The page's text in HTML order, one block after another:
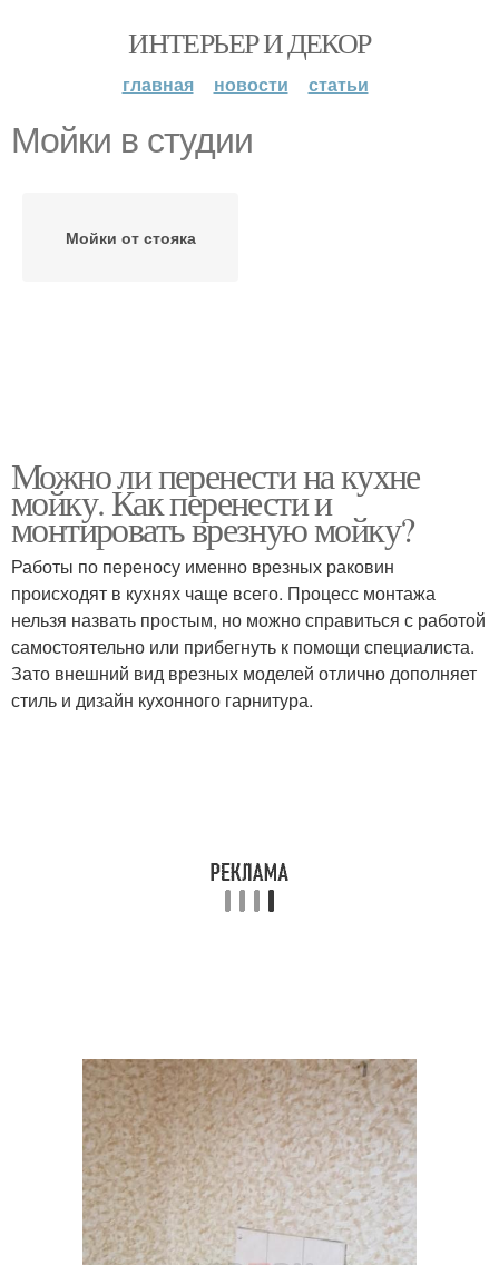
ИНТЕРЬЕР И ДЕКОР
главная новости статьи
Мойки в студии
Мойки от стояка
Можно ли перенести на кухне
мойку. Как перенести и
монтировать врезную мойку?
Работы по переносу именно врезных раковин
происходят в кухнях чаще всего. Процесс монтажа
нельзя назвать простым, но можно справиться с работой
самостоятельно или прибегнуть к помощи специалиста.
Зато внешний вид врезных моделей отлично дополняет
стиль и дизайн кухонного гарнитура.